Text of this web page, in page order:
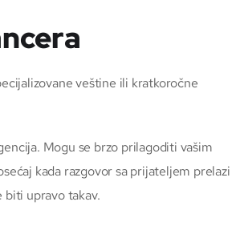
veštine ili kratkoročne
Mogu se brzo prilagoditi vašim
kada razgovor sa prijateljem prelazi
biti upravo takav.